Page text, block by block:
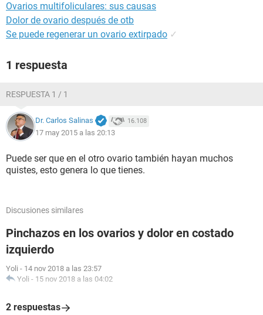
Ovarios multifoliculares: sus causas
Dolor de ovario después de otb
Se puede regenerar un ovario extirpado ✓
1 respuesta
RESPUESTA 1 / 1
Dr. Carlos Salinas 16.108
17 may 2015 a las 20:13
Puede ser que en el otro ovario también hayan muchos
quistes, esto genera lo que tienes.
Discusiones similares
Pinchazos en los ovarios y dolor en costado
izquierdo
Yoli - 14 nov 2018 a las 23:57
Yoli - 15 nov 2018 a las 04:02
2 respuestas